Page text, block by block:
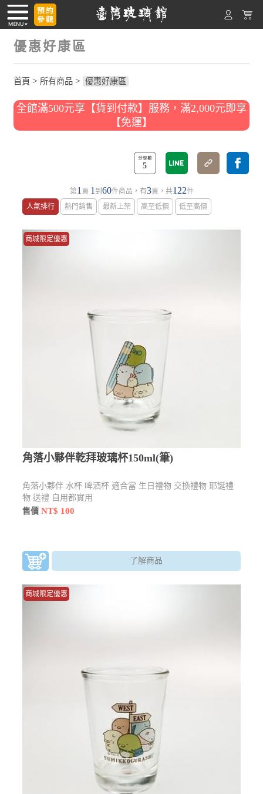
優惠好康區
首頁 > 所有商品 > 優惠好康區
全館滿500元享【貨到付款】服務，滿2,000元即享
【免運】
5
第1 頁 1 到 60件商品，有3頁，共122件
人氣排行
熱門銷售 最新上架 高至低價 低至高價
商城限定優惠
角落小夥伴乾拜玻璃杯150ml(筆)
角落小夥伴 水杯 啤酒杯 適合當 生日禮物 交換禮物 耶誕禮
物 送禮 自用都實用
售價NT$ 100
了解商品
商城限定優惠